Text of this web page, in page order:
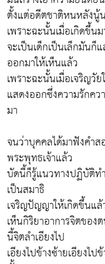
ตั้งแต่อดีตชาติหนหลังนู้น
เพราะฉะนั้นเมื่อเกิดขึ้น
จะเป็นเด็กเป็นเล็กมันก็
ออกมาให้เห็นแล้ว
เพราะฉะนั้นเมื่อเจริญวั
แสดงออกซึ่งความรักคว
มา
จนว่าบุคคลได้มาฟังคำ
พระพุทธเจ้าแล้ว
บัดนี้ก็รู้แนวทางปฏิบัติท
เป็นสมาธิ
เจริญปัญญาให้เกิดขึ้นแ
เห็นกิริยาอาการจิตขอ
นี้จิตลำเอียงไป
เอียงไปข้างซ้ายเอียงไป